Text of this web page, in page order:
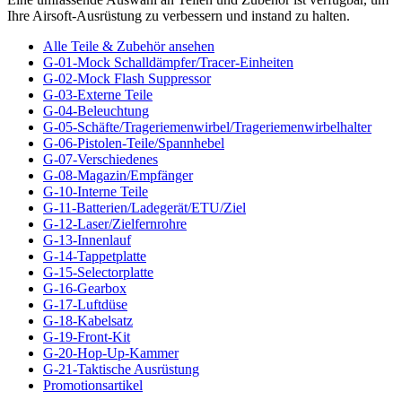
Ihre Airsoft-Ausrüstung zu verbessern und instand zu halten.
Alle Teile & Zubehör ansehen
G-01-Mock Schalldämpfer/Tracer-Einheiten
G-02-Mock Flash Suppressor
G-03-Externe Teile
G-04-Beleuchtung
G-05-Schäfte/Trageriemenwirbel/Trageriemenwirbelhalter
G-06-Pistolen-Teile/Spannhebel
G-07-Verschiedenes
G-08-Magazin/Empfänger
G-10-Interne Teile
G-11-Batterien/Ladegerät/ETU/Ziel
G-12-Laser/Zielfernrohre
G-13-Innenlauf
G-14-Tappetplatte
G-15-Selectorplatte
G-16-Gearbox
G-17-Luftdüse
G-18-Kabelsatz
G-19-Front-Kit
G-20-Hop-Up-Kammer
G-21-Taktische Ausrüstung
Promotionsartikel